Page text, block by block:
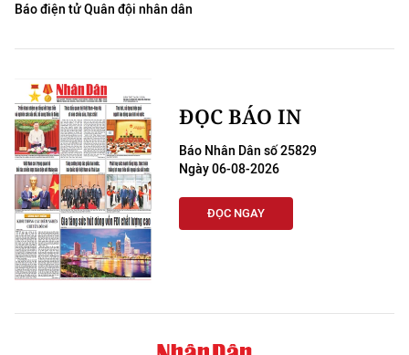
Báo điện tử Quân đội nhân dân
ĐỌC BÁO IN
Báo Nhân Dân số 25829
Ngày 06-08-2026
ĐỌC NGAY